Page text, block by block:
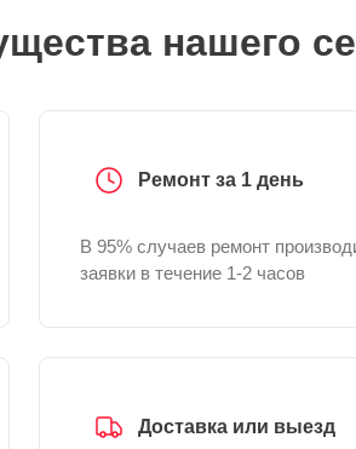
нашего
Ремонт за 1 день
В 95% случаев ремонт
заявки в течение 1-2 часов
Доставка или выезд